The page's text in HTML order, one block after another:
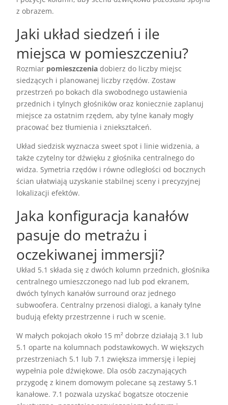
z obrazem.
Jaki układ siedzeń i ile
miejsca w pomieszczeniu?
Rozmiar pomieszczenia dobierz do liczby miejsc
siedzących i planowanej liczby rzędów. Zostaw
przestrzeń po bokach dla swobodnego ustawienia
przednich i tylnych głośników oraz koniecznie zaplanuj
miejsce za ostatnim rzędem, aby tylne kanały mogły
pracować bez tłumienia i zniekształceń.
Układ siedzisk wyznacza sweet spot i linie widzenia, a
także czytelny tor dźwięku z głośnika centralnego do
widza. Symetria rzędów i równe odległości od bocznych
ścian ułatwiają uzyskanie stabilnej sceny i precyzyjnej
lokalizacji efektów.
Jaka konfiguracja kanałów
pasuje do metrażu i
oczekiwanej immersji?
Układ 5.1 składa się z dwóch kolumn przednich, głośnika
centralnego umieszczonego nad lub pod ekranem,
dwóch tylnych kanałów surround oraz jednego
subwoofera. Centralny przenosi dialogi, a kanały tylne
budują efekty przestrzenne i ruch w scenie.
W małych pokojach około 15 m² dobrze działają 3.1 lub
5.1 oparte na kolumnach podstawkowych. W większych
przestrzeniach 5.1 lub 7.1 zwiększa immersję i lepiej
wypełnia pole dźwiękowe. Dla osób zaczynających
przygodę z kinem domowym polecane są zestawy 5.1
kanałowe. 7.1 pozwala uzyskać bogatsze otoczenie